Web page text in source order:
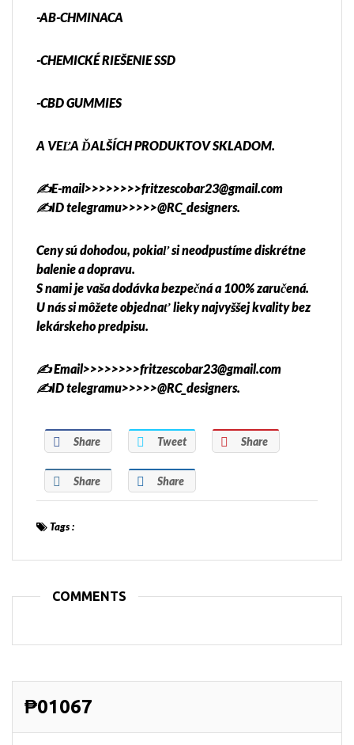
-AB-CHMINACA
-CHEMICKÉ RIEŠENIE SSD
-CBD GUMMIES
A VEĽA ĎALŠÍCH PRODUKTOV SKLADOM.
✍️E-mail>>>>>>>>fritzescobar23@gmail.com
✍️ID telegramu>>>>>@RC_designers.
Ceny sú dohodou, pokiaľ si neodpustíme diskrétne
balenie a dopravu.
S nami je vaša dodávka bezpečná a 100% zaručená.
U nás si môžete objednať lieky najvyššej kvality bez
lekárskeho predpisu.
✍️ Email>>>>>>>>fritzescobar23@gmail.com
✍️ID telegramu>>>>>@RC_designers.
Share Tweet Share
Share Share
Tags :
COMMENTS
₱01067